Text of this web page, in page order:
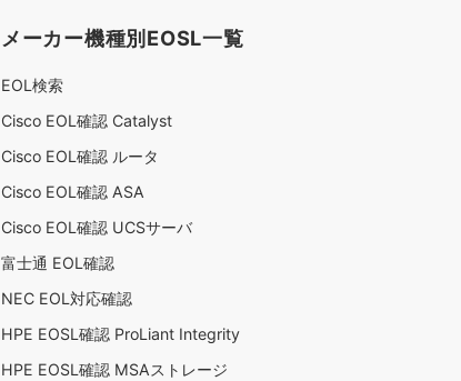
メーカー機種別EOSL一覧
EOL検索
Cisco EOL確認 Catalyst
Cisco EOL確認 ルータ
Cisco EOL確認 ASA
Cisco EOL確認 UCSサーバ
富士通 EOL確認
NEC EOL対応確認
HPE EOSL確認 ProLiant Integrity
HPE EOSL確認 MSAストレージ